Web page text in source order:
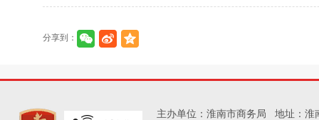
分享到：
主办单位：淮南市商务局
地址：淮